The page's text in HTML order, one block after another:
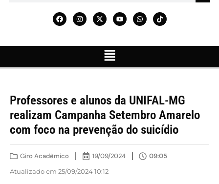
Professores e alunos da UNIFAL-MG
realizam Campanha Setembro Amarelo
com foco na prevenção do suicídio
Giro Acadêmico 19/09/2024 09:05
Atualizado em 25/09/2024 10:12